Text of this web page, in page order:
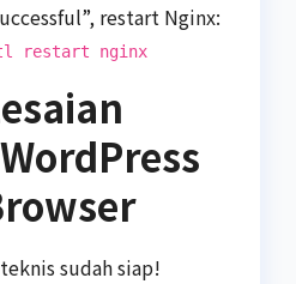
restart Nginx:
restart nginx
sudah siap!